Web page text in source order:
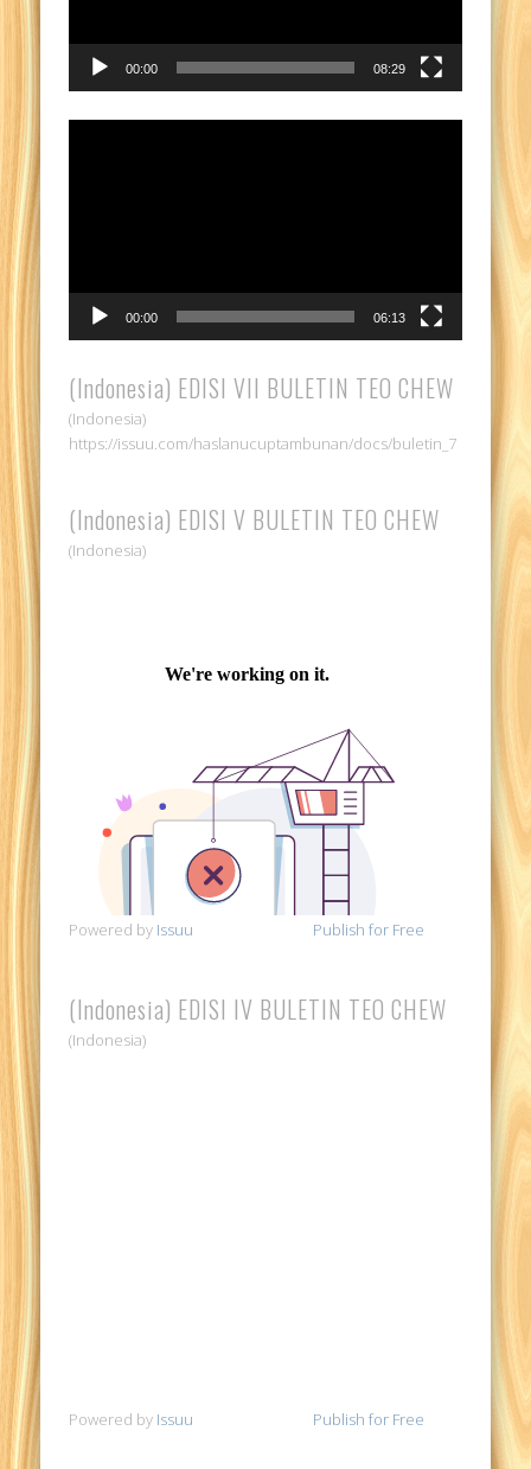
00:00 08:29
00:00 06:13
(Indonesia) EDISI VII BULETIN TEO CHEW
(Indonesia)
https://issuu.com/haslanucuptambunan/docs/buletin_7
(Indonesia) EDISI V BULETIN TEO CHEW
(Indonesia)
Powered by Issuu Publish for Free
(Indonesia) EDISI IV BULETIN TEO CHEW
(Indonesia)
Powered by Issuu Publish for Free